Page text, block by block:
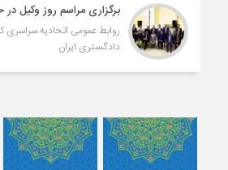
برگزاری مراسم روز وکیل
روابط عمومی اتحادیه سراسری
دادگستری ایران